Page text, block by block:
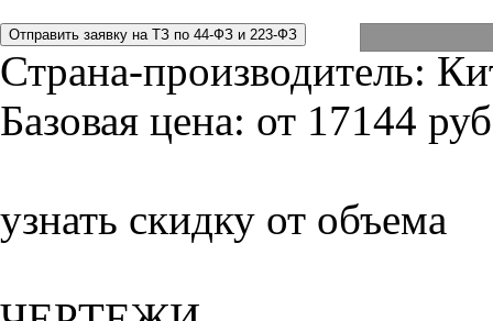
Страна-производитель:
Базовая цена: от 17144
узнать скидку от объема